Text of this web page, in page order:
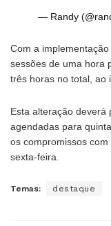
— Randy
Com a
sessões de uma hora
três horas no total, ao
Esta alteração deverá
agendadas para
os compromissos
sexta-feira.
Temas: destaque